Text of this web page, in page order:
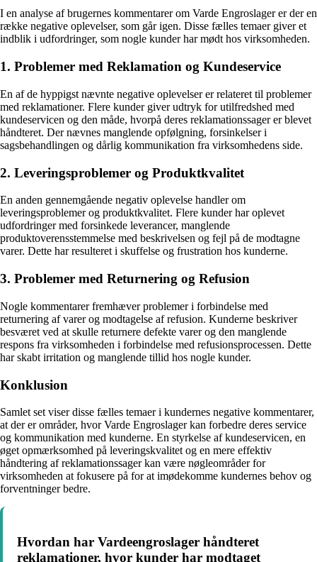
I en analyse af brugernes kommentarer om Varde Engroslager er der en
række negative oplevelser, som går igen. Disse fælles temaer giver et
indblik i udfordringer, som nogle kunder har mødt hos virksomheden.
1. Problemer med Reklamation og Kundeservice
En af de hyppigst nævnte negative oplevelser er relateret til problemer
med reklamationer. Flere kunder giver udtryk for utilfredshed med
kundeservicen og den måde, hvorpå deres reklamationssager er blevet
håndteret. Der nævnes manglende opfølgning, forsinkelser i
sagsbehandlingen og dårlig kommunikation fra virksomhedens side.
2. Leveringsproblemer og Produktkvalitet
En anden gennemgående negativ oplevelse handler om
leveringsproblemer og produktkvalitet. Flere kunder har oplevet
udfordringer med forsinkede leverancer, manglende
produktoverensstemmelse med beskrivelsen og fejl på de modtagne
varer. Dette har resulteret i skuffelse og frustration hos kunderne.
3. Problemer med Returnering og Refusion
Nogle kommentarer fremhæver problemer i forbindelse med
returnering af varer og modtagelse af refusion. Kunderne beskriver
besværet ved at skulle returnere defekte varer og den manglende
respons fra virksomheden i forbindelse med refusionsprocessen. Dette
har skabt irritation og manglende tillid hos nogle kunder.
Konklusion
Samlet set viser disse fælles temaer i kundernes negative kommentarer,
at der er områder, hvor Varde Engroslager kan forbedre deres service
og kommunikation med kunderne. En styrkelse af kundeservicen, en
øget opmærksomhed på leveringskvalitet og en mere effektiv
håndtering af reklamationssager kan være nøgleområder for
virksomheden at fokusere på for at imødekomme kundernes behov og
forventninger bedre.
Hvordan har Vardeengroslager håndteret
reklamationer, hvor kunder har modtaget